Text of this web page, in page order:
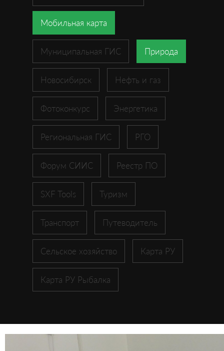
Мобильная карта
Муниципальная ГИС Природа
Новосибирск Нефть и газ
Фотоконкурс Энергетика
Региональная ГИС РГО
Форум СИИС Реестр ПО
SXF Tools Туризм
Транспорт Путеводитель
Сельское хозяйство Карта РУ
Карта РУ Рыбалка